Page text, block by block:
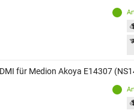
für Medion Akoya E14307